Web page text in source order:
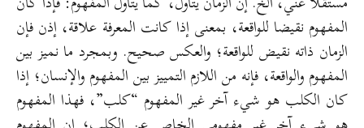
المفهوم نقيضا للواقعة، بمعنى إذا كانت المعرفة علاقة، إذن فإن
الزمان ذاته نقيض للواقعة؛ والعكس صحيح. وبمجرد ما نميز بين
المفهوم والواقعة، فإنه من اللازم التمييز بين المفهوم والإنسان؛ إذا
كان الكلب هو شيء آخر غير المفهوم “كلب”، فهذا المفهوم